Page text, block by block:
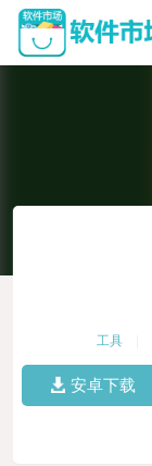
工具
安卓下载